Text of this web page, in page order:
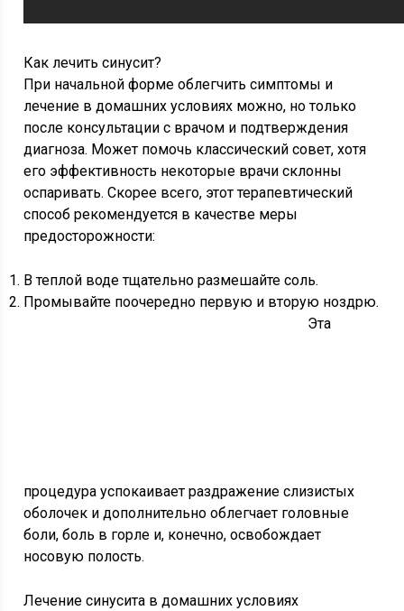
Как лечить синусит?
При начальной форме облегчить симптомы и
лечение в домашних условиях можно, но только
после консультации с врачом и подтверждения
диагноза. Может помочь классический совет, хотя
его эффективность некоторые врачи склонны
оспаривать. Скорее всего, этот терапевтический
способ рекомендуется в качестве меры
предосторожности:
В теплой воде тщательно размешайте соль.
Промывайте поочередно первую и вторую ноздрю.
Эта
процедура успокаивает раздражение слизистых
оболочек и дополнительно облегчает головные
боли, боль в горле и, конечно, освобождает
носовую полость.
Лечение синусита в домашних условиях